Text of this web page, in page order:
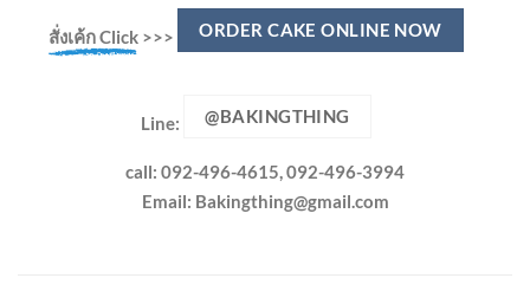
สั่งเค้ก Click>>> ORDER CAKE ONLINE NOW
Line: @BAKINGTHING
call: 092-496-4615, 092-496-3994
Email: Bakingthing@gmail.com